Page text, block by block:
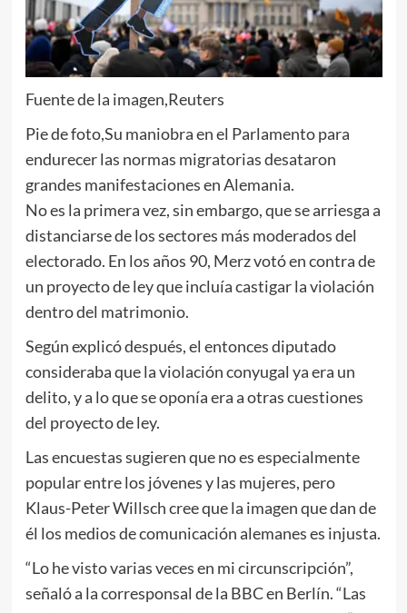
Fuente de la imagen,Reuters
Pie de foto,Su maniobra en el Parlamento para
endurecer las normas migratorias desataron
grandes manifestaciones en Alemania.
No es la primera vez, sin embargo, que se arriesga a
distanciarse de los sectores más moderados del
electorado. En los años 90, Merz votó en contra de
un proyecto de ley que incluía castigar la violación
dentro del matrimonio.
Según explicó después, el entonces diputado
consideraba que la violación conyugal ya era un
delito, y a lo que se oponía era a otras cuestiones
del proyecto de ley.
Las encuestas sugieren que no es especialmente
popular entre los jóvenes y las mujeres, pero
Klaus-Peter Willsch cree que la imagen que dan de
él los medios de comunicación alemanes es injusta.
“Lo he visto varias veces en mi circunscripción”,
señaló a la corresponsal de la BBC en Berlín. “Las